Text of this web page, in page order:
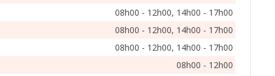
08h00 - 12h00, 14h00 - 17h00
08h00 - 12h00, 14h00 - 17h00
08h00 - 12h00, 14h00 - 17h00
08h00 - 12h00